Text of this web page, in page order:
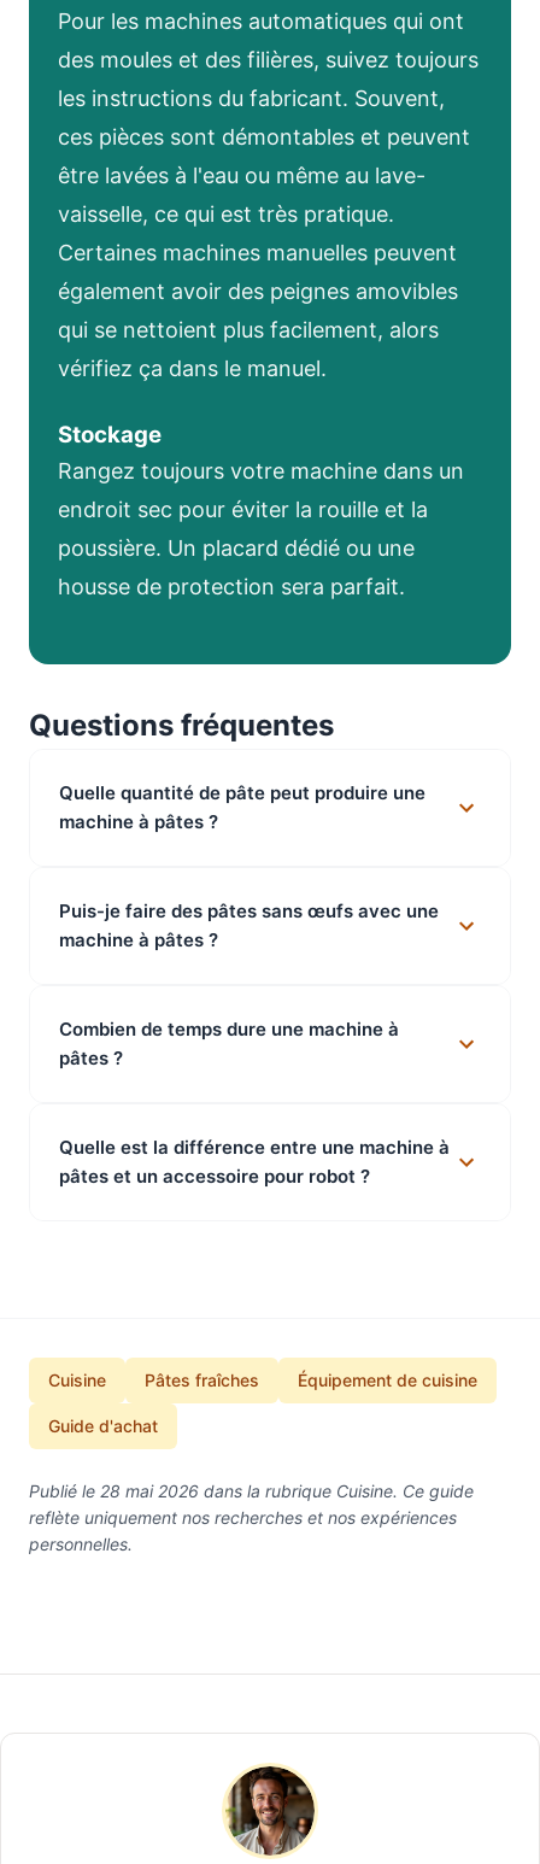
Pour les machines automatiques qui ont
des moules et des filières, suivez toujours
les instructions du fabricant. Souvent,
ces pièces sont démontables et peuvent
être lavées à l'eau ou même au lave-
vaisselle, ce qui est très pratique.
Certaines machines manuelles peuvent
également avoir des peignes amovibles
qui se nettoient plus facilement, alors
vérifiez ça dans le manuel.
Stockage
Rangez toujours votre machine dans un
endroit sec pour éviter la rouille et la
poussière. Un placard dédié ou une
housse de protection sera parfait.
Questions fréquentes
Quelle quantité de pâte peut produire une
machine à pâtes ?
Puis-je faire des pâtes sans œufs avec une
machine à pâtes ?
Combien de temps dure une machine à
pâtes ?
Quelle est la différence entre une machine à
pâtes et un accessoire pour robot ?
Cuisine Pâtes fraîches Équipement de cuisine
Guide d'achat
Publié le 28 mai 2026 dans la rubrique Cuisine. Ce guide
reflète uniquement nos recherches et nos expériences
personnelles.